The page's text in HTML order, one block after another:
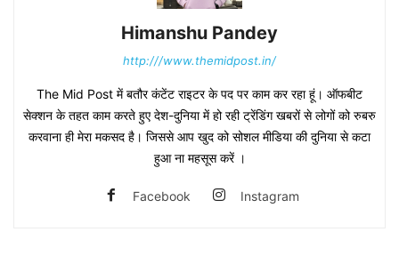
Himanshu Pandey
http:///www.themidpost.in/
The Mid Post में बतौर कंटेंट राइटर के पद पर काम कर रहा हूं। ऑफबीट
सेक्शन के तहत काम करते हुए देश-दुनिया में हो रही ट्रेंडिंग खबरों से लोगों को रुबरु
करवाना ही मेरा मकसद है। जिससे आप खुद को सोशल मीडिया की दुनिया से कटा
हुआ ना महसूस करें ।
Facebook Instagram